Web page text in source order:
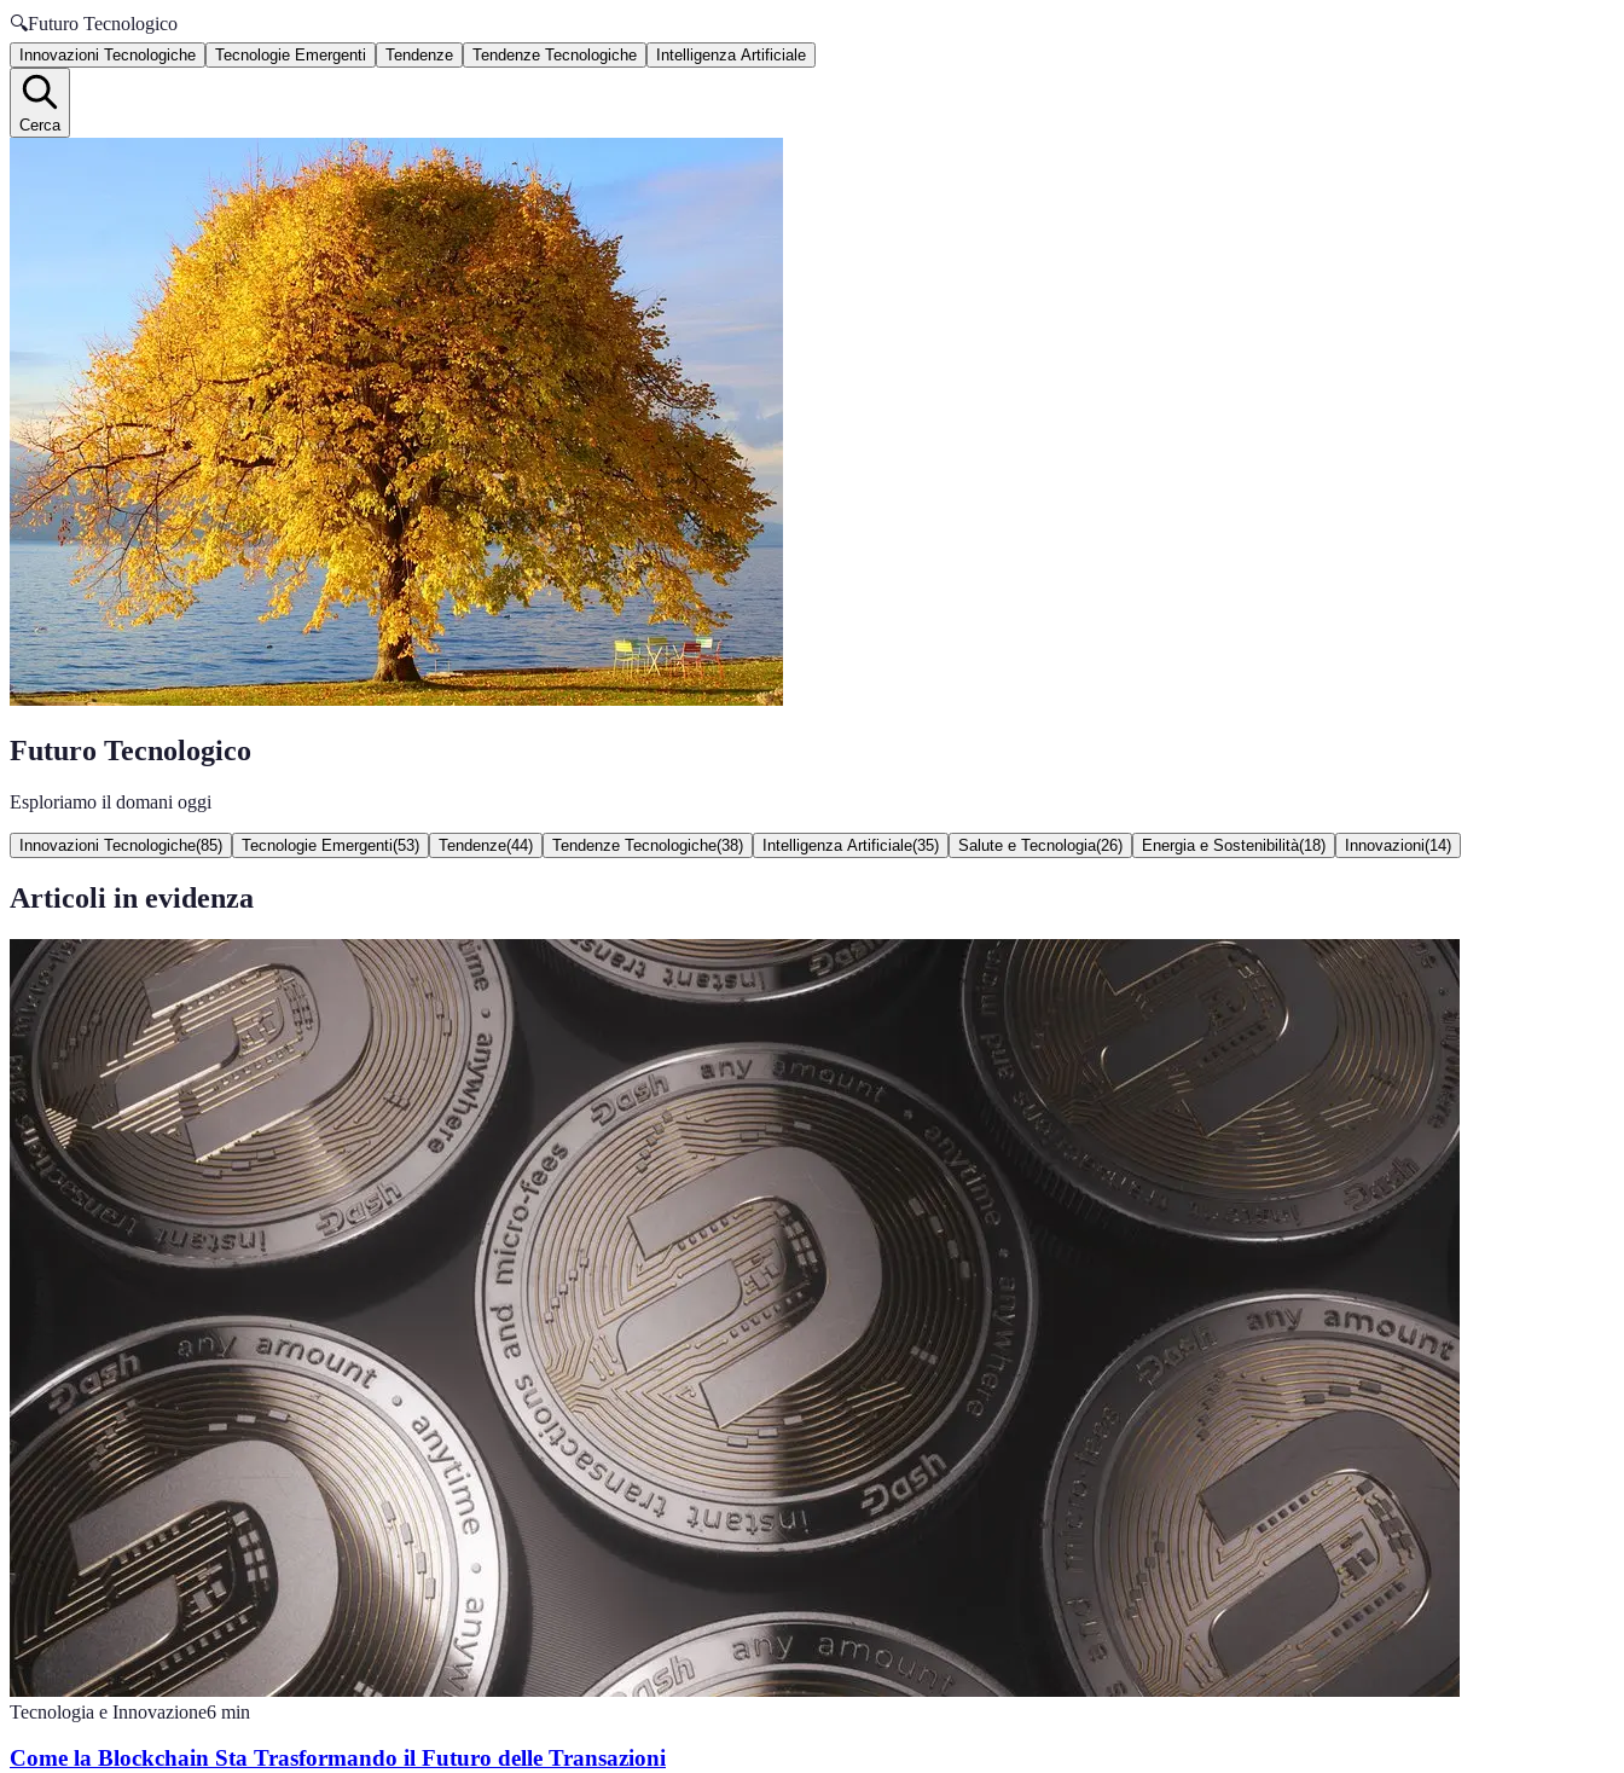
🔍Futuro Tecnologico
Innovazioni Tecnologiche Tecnologie Emergenti Tendenze Tendenze Tecnologiche Intelligenza Artificiale
Cerca
Futuro Tecnologico
Esploriamo il domani oggi
Innovazioni Tecnologiche(85) Tecnologie Emergenti(53) Tendenze(44) Tendenze Tecnologiche(38) Intelligenza Artificiale(35) Salute e Tecnologia(26) Energia e Sostenibilità(18) Innovazioni(14)
Articoli in evidenza
Tecnologia e Innovazione6 min
Come la Blockchain Sta Trasformando il Futuro delle Transazioni